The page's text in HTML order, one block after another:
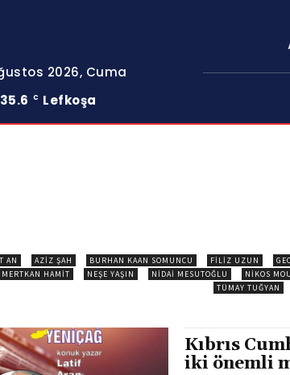
2026, Cuma
35.6
C Lefkoşa
AN AZIZ ŞAH BURHAN KAAN SOMUNCU FILIZ UZUN
MERTKAN HAMIT
NEŞE YAŞIN NIDAI MESUTOĞLU NIKOS
TÜMAY TUĞYAN
Kıbrıs
iki önemli